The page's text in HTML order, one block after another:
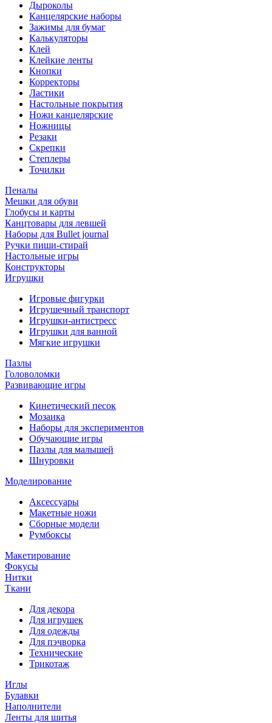
Дыроколы
Канцелярские наборы
Зажимы для бумаг
Калькуляторы
Клей
Клейкие ленты
Кнопки
Корректоры
Ластики
Настольные покрытия
Ножи канцелярские
Ножницы
Резаки
Скрепки
Степлеры
Точилки
Пеналы
Мешки для обуви
Глобусы и карты
Канцтовары для левшей
Наборы для Bullet journal
Ручки пиши-стирай
Настольные игры
Конструкторы
Игрушки
Игровые фигурки
Игрушечный транспорт
Игрушки-антистресс
Игрушки для ванной
Мягкие игрушки
Пазлы
Головоломки
Развивающие игры
Кинетический песок
Мозаика
Наборы для экспериментов
Обучающие игры
Пазлы для малышей
Шнуровки
Моделирование
Аксессуары
Макетные ножи
Сборные модели
Румбоксы
Макетирование
Фокусы
Нитки
Ткани
Для декора
Для игрушек
Для одежды
Для пэчворка
Технические
Трикотаж
Иглы
Булавки
Наполнители
Ленты для шитья